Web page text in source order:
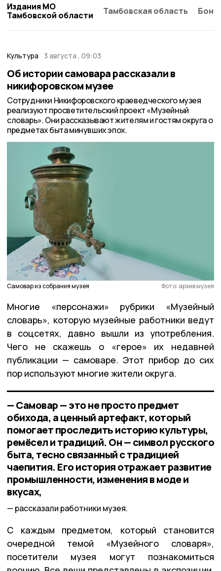
Издания МО
Тамбовской области
Тамбовская область
Культура 3 августа , 09:03
Об истории самовара рассказали в
никифоровском музее
Сотрудники Никифоровского краеведческого музея
реализуют просветительский проект «Музейный
словарь». Они рассказывают жителям и гостям округа о
предметах быта минувших эпох.
Самовар из собрания музея Фото: архив музея
Многие «персонажи» рубрики «Музейный
словарь», которую музейные работники ведут
в соцсетях, давно вышли из употребления.
Чего не скажешь о «герое» их недавней
публикации — самоваре. Этот прибор до сих
пор используют многие жители округа.
— Самовар — это не просто предмет
обихода, а ценный артефакт, который
помогает проследить историю культуры,
ремёсел и традиций. Он — символ русского
быта, тесно связанный с традицией
чаепития. Его история отражает развитие
промышленности, изменения в моде и
вкусах,
рассказали работники музея.
С каждым предметом, который становится
очередной темой «Музейного словаря»,
посетители музея могут познакомиться